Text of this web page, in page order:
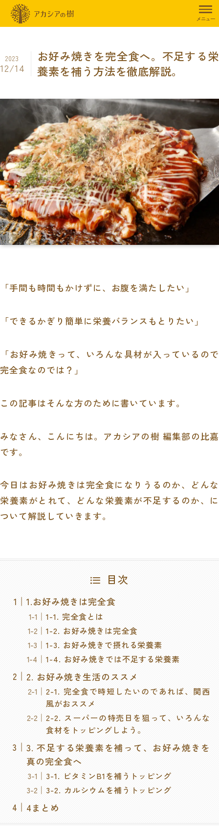
メニュー
トップページ 暮らしのお役立ち情報 お好み焼きを完
お好み焼きを完全食へ。不足する栄
養素を補う方法を徹底解説。
2023
12/14
「手間も時間もかけずに、お腹を満たしたい」
「できるかぎり簡単に栄養バランスもとりたい」
「お好み焼きって、いろんな具材が入っているので
完全食なのでは？」
この記事はそんな方のために書いています。
みなさん、こんにちは。アカシアの樹 編集部の比嘉
です。
今日はお好み焼きは完全食になりうるのか、どんな
栄養素がとれて、どんな栄養素が不足するのか、に
ついて解説していきます。
目次
1.お好み焼きは完全食
1-1. 完全食とは
1-2. お好み焼きは完全食
1-3. お好み焼きで摂れる栄養素
1-4. お好み焼きでは不足する栄養素
2. お好み焼き生活のススメ
2-1. 完全食で時短したいのであれば、関西
風がおススメ
2-2. スーパーの特売日を狙って、いろんな
食材をトッピングしよう。
3. 不足する栄養素を補って、お好み焼きを
真の完全食へ
3-1. ビタミンB1を補うトッピング
3-2. カルシウムを補うトッピング
4まとめ